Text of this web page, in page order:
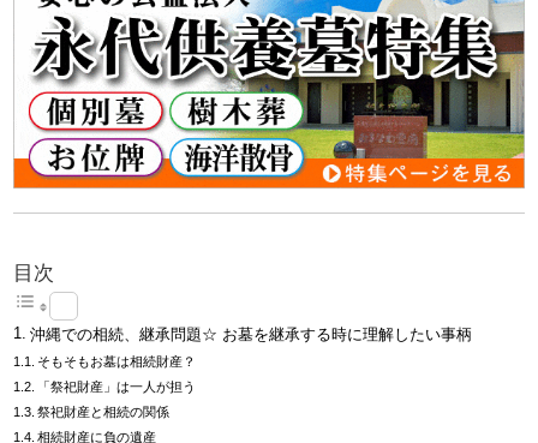
目次
沖縄での相続、継承問題☆ お墓を継承する時に理解したい事柄
そもそもお墓は相続財産？
「祭祀財産」は一人が担う
祭祀財産と相続の関係
相続財産に負の遺産